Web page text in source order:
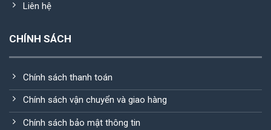
Liên hệ
CHÍNH SÁCH
Chính sách thanh toán
Chính sách vận chuyển và giao hàng
Chính sách bảo mật thông tin